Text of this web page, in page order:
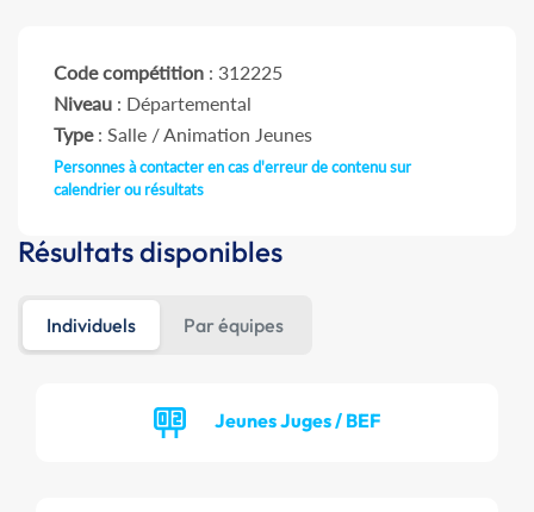
Code compétition : 312225
Niveau : Départemental
Type: Salle / Animation Jeunes
Personnes à contacter en cas d'erreur de contenu sur
calendrier ou résultats
Résultats disponibles
Individuels Par équipes
Jeunes Juges / BEF